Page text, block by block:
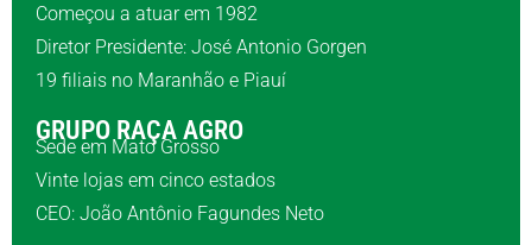
Começou a atuar em 1982
Diretor Presidente: José Antonio Gorgen
19 filiais no Maranhão e Piauí
GRUPO RAÇA AGRO
Sede em Mato Grosso
Vinte lojas em cinco estados
CEO: João Antônio Fagundes Neto